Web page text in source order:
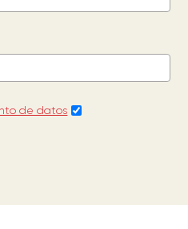
de datos